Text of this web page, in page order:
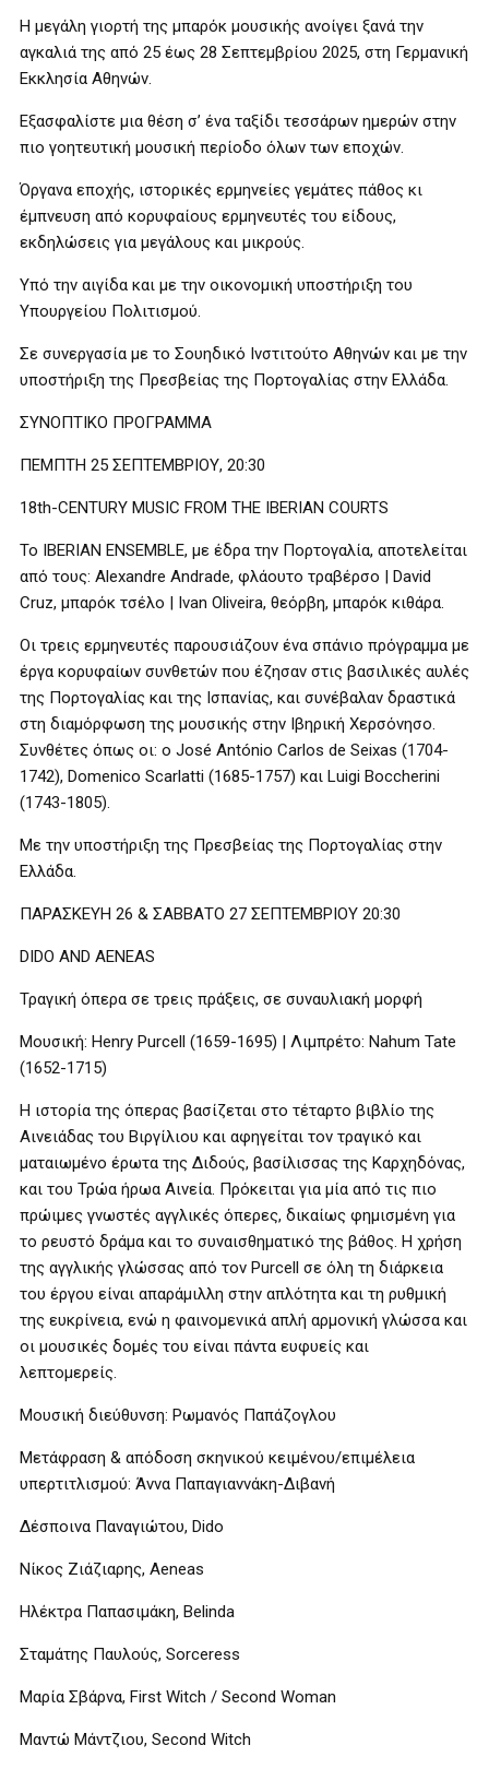
Η μεγάλη γιορτή της μπαρόκ μουσικής ανοίγει ξανά την
αγκαλιά της από 25 έως 28 Σεπτεμβρίου 2025, στη Γερμανική
Εκκλησία Αθηνών.
Εξασφαλίστε μια θέση σ’ ένα ταξίδι τεσσάρων ημερών στην
πιο γοητευτική μουσική περίοδο όλων των εποχών.
Όργανα εποχής, ιστορικές ερμηνείες γεμάτες πάθος κι
έμπνευση από κορυφαίους ερμηνευτές του είδους,
εκδηλώσεις για μεγάλους και μικρούς.
Υπό την αιγίδα και με την οικονομική υποστήριξη του
Υπουργείου Πολιτισμού.
Σε συνεργασία με το Σουηδικό Ινστιτούτο Αθηνών και με την
υποστήριξη της Πρεσβείας της Πορτογαλίας στην Ελλάδα.
ΣΥΝΟΠΤΙΚΟ ΠΡΟΓΡΑΜΜΑ
ΠΕΜΠΤΗ 25 ΣΕΠΤΕΜΒΡΙΟΥ, 20:30
18th-CENTURY MUSIC FROM THE IBERIAN COURTS
Το IBERIAN ENSEMBLE, με έδρα την Πορτογαλία, αποτελείται
από τους: Alexandre Andrade, φλάουτο τραβέρσο | David
Cruz, μπαρόκ τσέλο | Ivan Oliveira, θεόρβη, μπαρόκ κιθάρα.
Οι τρεις ερμηνευτές παρουσιάζουν ένα σπάνιο πρόγραμμα με
έργα κορυφαίων συνθετών που έζησαν στις βασιλικές αυλές
της Πορτογαλίας και της Ισπανίας, και συνέβαλαν δραστικά
στη διαμόρφωση της μουσικής στην Ιβηρική Χερσόνησο.
Συνθέτες όπως οι: ο José António Carlos de Seixas (1704-
1742), Domenico Scarlatti (1685-1757) και Luigi Boccherini
(1743-1805).
Με την υποστήριξη της Πρεσβείας της Πορτογαλίας στην
Ελλάδα.
ΠΑΡΑΣΚΕΥΗ 26 & ΣΑΒΒΑΤΟ 27 ΣΕΠΤΕΜΒΡΙΟΥ 20:30
DIDO AND AENEAS
Τραγική όπερα σε τρεις πράξεις, σε συναυλιακή μορφή
Μουσική: Henry Purcell (1659-1695) | Λιμπρέτο: Nahum Tate
(1652-1715)
H ιστορία της όπερας βασίζεται στο τέταρτο βιβλίο της
Αινειάδας του Βιργίλιου και αφηγείται τον τραγικό και
ματαιωμένο έρωτα της Διδούς, βασίλισσας της Καρχηδόνας,
και του Τρώα ήρωα Αινεία. Πρόκειται για μία από τις πιο
πρώιμες γνωστές αγγλικές όπερες, δικαίως φημισμένη για
το ρευστό δράμα και το συναισθηματικό της βάθος. Η χρήση
της αγγλικής γλώσσας από τον Purcell σε όλη τη διάρκεια
του έργου είναι απαράμιλλη στην απλότητα και τη ρυθμική
της ευκρίνεια, ενώ η φαινομενικά απλή αρμονική γλώσσα και
οι μουσικές δομές του είναι πάντα ευφυείς και
λεπτομερείς.
Μουσική διεύθυνση: Ρωμανός Παπάζογλου
Μετάφραση & απόδοση σκηνικού κειμένου/επιμέλεια
υπερτιτλισμού: Άννα Παπαγιαννάκη-Διβανή
Δέσποινα Παναγιώτου, Dido
Νίκος Ζιάζιαρης, Aeneas
Ηλέκτρα Παπασιμάκη, Belinda
Σταμάτης Παυλούς, Sorceress
Μαρία Σβάρνα, First Witch / Second Woman
Μαντώ Μάντζιου, Second Witch